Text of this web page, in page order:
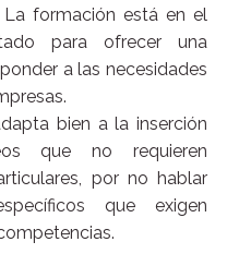
formación está en el
para ofrecer una
a las necesidades
bien a la inserción
que no requieren
por no hablar
que exigen